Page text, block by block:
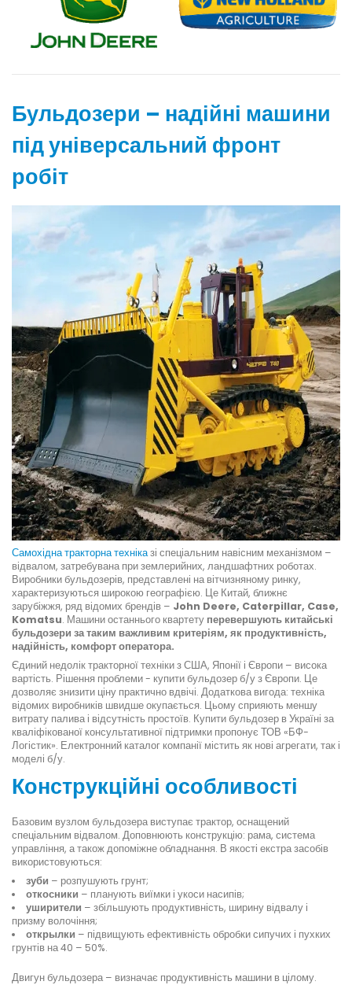
Бульдозери – надійні машини
під універсальний фронт
робіт
Самохідна тракторна техніказі спеціальним навісним механізмом –
відвалом, затребувана при землерийних, ландшафтних роботах.
Виробники бульдозерів, представлені на вітчизняному ринку,
характеризуються широкою географією. Це Китай, ближнє
зарубіжжя, ряд відомих брендів – John Deere, Caterpillar, Case,
Komatsu. Машини останнього квартету перевершують китайські
бульдозери за таким важливим критеріям, як продуктивність,
надійність, комфорт оператора.
Єдиний недолік тракторної техніки з США, Японії і Європи – висока
вартість. Рішення проблеми - купити бульдозер б/у з Європи. Це
дозволяє знизити ціну практично вдвічі. Додаткова вигода: техніка
відомих виробників швидше окупається. Цьому сприяють меншу
витрату палива і відсутність простоїв. Купити бульдозер в Україні за
кваліфікованої консультативної підтримки пропонує ТОВ «БФ-
Логістик». Електронний каталог компанії містить як нові агрегати, так і
моделі б/у.
Конструкційні особливості
Базовим вузлом бульдозера виступає трактор, оснащений
спеціальним відвалом. Доповнюють конструкцію: рама, система
управління, а також допоміжне обладнання. В якості екстра засобів
використовуються:
зуби – розпушують грунт;
откосники – планують виїмки і укоси насипів;
уширители – збільшують продуктивність, ширину відвалу і
призму волочіння;
открылки – підвищують ефективність обробки сипучих і пухких
грунтів на 40 – 50%.
Двигун бульдозера – визначає продуктивність машини в цілому.